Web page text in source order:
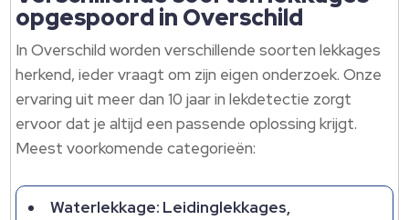
opgespoord in Overschild
In Overschild worden verschillende soorten lekkages
herkend, ieder vraagt om zijn eigen onderzoek. Onze
ervaring uit meer dan 10 jaar in lekdetectie zorgt
ervoor dat je altijd een passende oplossing krijgt.
Meest voorkomende categorieën:
Waterlekkage: Leidinglekkages,